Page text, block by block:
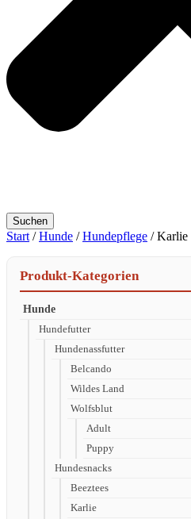
Suchen
Start /Hunde /Hundepflege / Karlie
Produkt-Kategorien
Hunde
Hundefutter
Hundenassfutter
Belcando
Wildes Land
Wolfsblut
Adult
Puppy
Hundesnacks
Beeztees
Karlie